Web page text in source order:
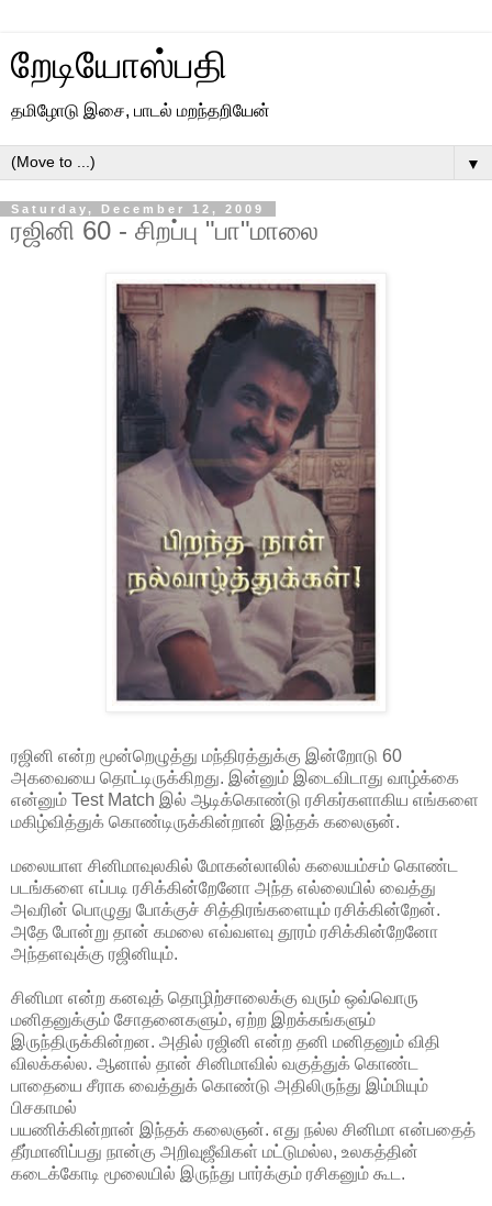
றேடியோஸ்பதி
தமிழோடு இசை, பாடல் மறந்தறியேன்
▼
Saturday, December 12, 2009
ரஜினி 60 - சிறப்பு "பா"மாலை
ரஜினி என்ற மூன்றெழுத்து மந்திரத்துக்கு இன்றோடு 60
அகவையை தொட்டிருக்கிறது. இன்னும் இடைவிடாது வாழ்க்கை
என்னும் Test Match இல் ஆடிக்கொண்டு ரசிகர்களாகிய எங்களை
மகிழ்வித்துக் கொண்டிருக்கின்றான் இந்தக் கலைஞன்.
மலையாள சினிமாவுலகில் மோகன்லாலில் கலையம்சம் கொண்ட
படங்களை எப்படி ரசிக்கின்றேனோ அந்த எல்லையில் வைத்து
அவரின் பொழுது போக்குச் சித்திரங்களையும் ரசிக்கின்றேன்.
அதே போன்று தான் கமலை எவ்வளவு தூரம் ரசிக்கின்றேனோ
அந்தளவுக்கு ரஜினியும்.
சினிமா என்ற கனவுத் தொழிற்சாலைக்கு வரும் ஒவ்வொரு
மனிதனுக்கும் சோதனைகளும், ஏற்ற இறக்கங்களும்
இருந்திருக்கின்றன. அதில் ரஜினி என்ற தனி மனிதனும் விதி
விலக்கல்ல. ஆனால் தான் சினிமாவில் வகுத்துக் கொண்ட
பாதையை சீராக வைத்துக் கொண்டு அதிலிருந்து இம்மியும்
பிசகாமல்
பயணிக்கின்றான் இந்தக் கலைஞன். எது நல்ல சினிமா என்பதைத்
தீர்மானிப்பது நான்கு அறிவுஜீவிகள் மட்டுமல்ல, உலகத்தின்
கடைக்கோடி மூலையில் இருந்து பார்க்கும் ரசிகனும் கூட.